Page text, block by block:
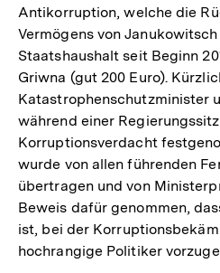
Antikorruption, welche die
Vermögens von
Staatshaushalt seit Beginn
Griwna (gut 200 Euro).
Katastrophenschutzminister
während einer
Korruptionsverdacht
wurde von allen führenden
übertragen und von
Beweis dafür genommen,
ist, bei der
hochrangige Politiker